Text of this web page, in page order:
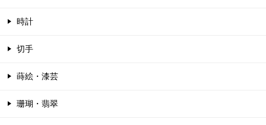
時計
切手
蒔絵・漆芸
珊瑚・翡翠